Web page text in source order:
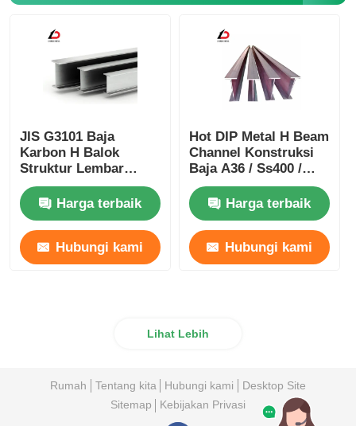
JIS G3101 Baja
Karbon H Balok
Struktur Lembar
Flange Baja Galvanis
Profil W12 X 65
Harga terbaik
Hubungi kami
Hot DIP Metal H Beam
Channel Konstruksi
Baja A36 / Ss400 /
S235jr
Harga terbaik
Hubungi kami
Lihat Lebih
Rumah Tentang kita Hubungi kami
Desktop Site
Sitemap
Kebijakan Privasi